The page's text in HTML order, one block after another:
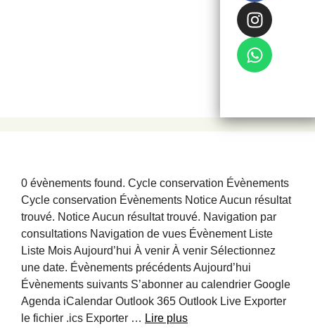
0 évènements found. Cycle conservation Évènements
Cycle conservation Évènements Notice Aucun résultat
trouvé. Notice Aucun résultat trouvé. Navigation par
consultations Navigation de vues Évènement Liste
Liste Mois Aujourd’hui À venir À venir Sélectionnez
une date. Évènements précédents Aujourd’hui
Évènements suivants S’abonner au calendrier Google
Agenda iCalendar Outlook 365 Outlook Live Exporter
le fichier .ics Exporter … Lire plus